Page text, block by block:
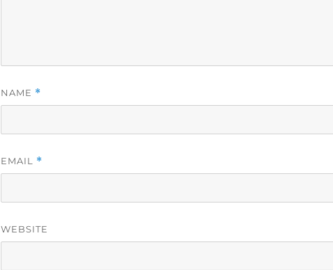
NAME *
EMAIL *
WEBSITE